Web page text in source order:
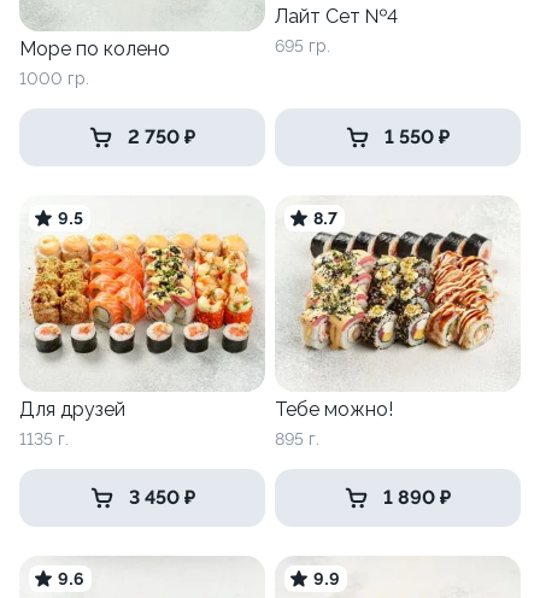
Море по колено
1000 гр.
2 750 ₽
Лайт Сет №4
695 гр.
1 550 ₽
9.5
Для друзей
1135 г.
3 450 ₽
8.7
Тебе можно!
895 г.
1 890 ₽
9.6 9.9